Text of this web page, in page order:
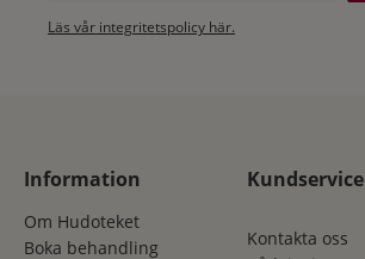
Läs vår integritetspolicy här.
Information
Om Hudoteket
Boka behandling
Kundservice
Kontakta oss